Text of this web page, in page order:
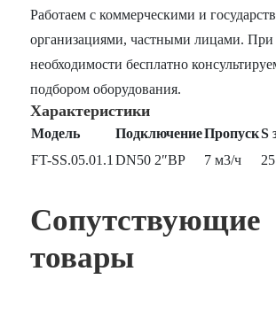
Работаем с коммерческими и
организациями, частными лицами. При
необходимости бесплатно
подбором оборудования.
Характеристики
Модель ПодключениеПропускS
FT-SS.05.01.1 DN50 2″ВР 7 м3/ч
Сопутствующие
товары